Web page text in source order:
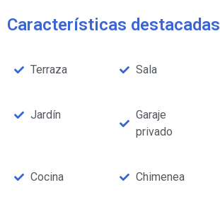
Características destacadas
Terraza Sala
Jardín
Garaje
privado
Cocina Chimenea